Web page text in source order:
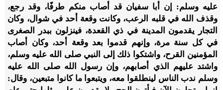
عليه وسلم: إن أبا سفيان قد أصاب منكم طرفًا، وقد رجع،
وقذف الله في قلبه الرعب، وكانت وقعة أحد في شوال، وكان
التجار يقدمون المدينة في ذي القعدة، فينزلون ببدر الصغرى
في كل سنة مرة، وإنهم قدموا بعد وقعة أحد، وكان أصاب
المؤمنين القرح، واشتكوا ذلك إلى النبي صلى الله عليه وسلم،
واشتد عليهم الذي أصابهم، وإن رسول الله صلى الله عليه
وسلم ندب الناس لينطلقوا معه، ويتبعوا ما كانوا متبعين، وقال: